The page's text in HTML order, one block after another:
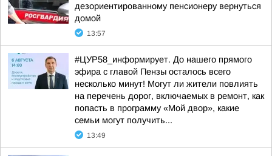
дезориентированному пенсионеру вернуться
домой
13:57
#ЦУР58_информирует. До нашего прямого
эфира с главой Пензы осталось всего
несколько минут! Могут ли жители повлиять
на перечень дорог, включаемых в ремонт, как
попасть в программу «Мой двор», какие
семьи могут получить...
13:49